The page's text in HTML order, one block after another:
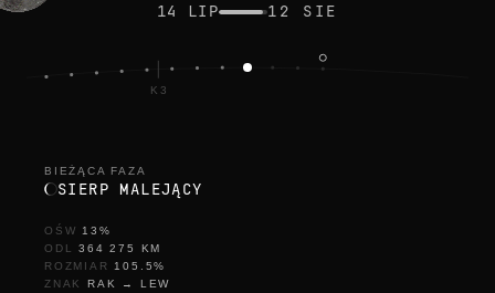
14 LIP 12 SIE
K3
BIEŻĄCA FAZA
SIERP MALEJĄCY
OŚW 13 %
ODL
364 275
KM
ROZMIAR
105.5%
ZNAK
RAK → LEW